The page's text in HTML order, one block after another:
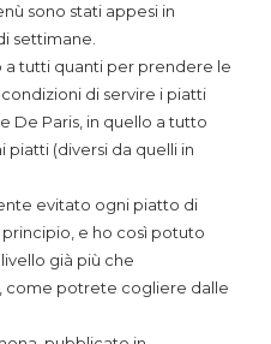
sono stati appesi in
settimane.
tutti quanti per prendere le
di servire i piatti
De Paris, in quello a tutto
piatti (diversi da quelli in
evitato ogni piatto di
e ho così potuto
già più che
come potrete cogliere dalle